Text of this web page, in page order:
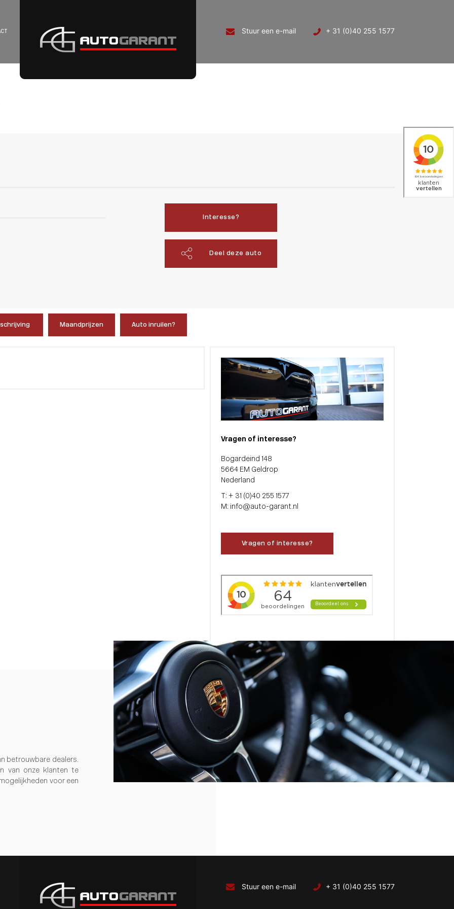
Stuur een e-mail + 31 (0)40 255 1577
Interesse?
Deel deze auto
Maandprijzen Auto inruilen?
Vragen of interesse?
Bogardeind 148
5664 EM Geldrop
Nederland
T: + 31 (0)40 255 1577
M: info@auto-garant.nl
Vragen of interesse?
betrouwbare dealers.
van onze klanten te
voor een
Stuur een e-mail + 31 (0)40 255 1577